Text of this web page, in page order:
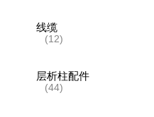
线缆
(12)
层析柱配件
(44)